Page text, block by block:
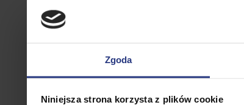
Zgoda
Niniejsza strona korzysta z plików cookie